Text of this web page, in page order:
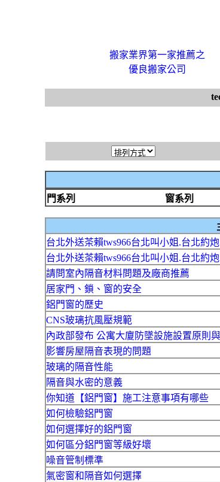
搬家業界第一家推薦之
優良搬家公司
門系列
窗系列
台北外送茶賴tws966台北叫小姐.台北約
台北外送茶賴tws966台北叫小姐.台北約
請問室內隔音材料問題及廠商推薦
居家門、鎖、窗的安全
鋁門窗的歷史
CNS玻璃抗風壓規範
內政部發布 公寓大廈防墜設施設置原則
影響房屋隔音表現的問題
玻璃的隔音性能
隔音與水密的意義
你知道【鋁門窗】施工注意事項有哪些
如何檢驗鋁門窗
如何選擇好的鋁門窗
如何區分鋁門窗等級好壞
噪音管制標準
氣密窗和隔音如何選擇